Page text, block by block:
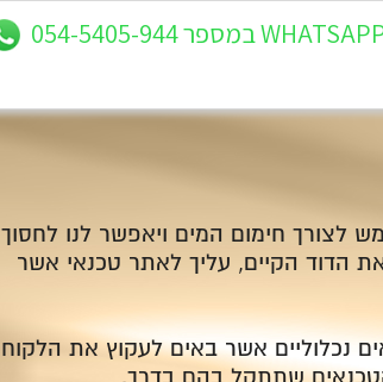
לצורך חימום המים ויאפשר לנו לחסוך
הדוד הקיים, עליך לאתר טכנאי אשר
נכלוליים אשר באים לעקוץ את הלקוח